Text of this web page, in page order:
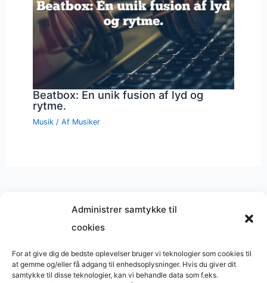
Administrer samtykke til
cookies
For at give dig de bedste oplevelser bruger vi teknologier som cookies til
at gemme og/eller få adgang til enhedsoplysninger. Hvis du giver dit
samtykke til disse teknologier, kan vi behandle data som f.eks.
Beatbox: En unik fusion af lyd og
rytme.
Musik / Af Musiker
Musik på
Copyright © 2026 BasimWorld
Udviklet afWebbureau.dk